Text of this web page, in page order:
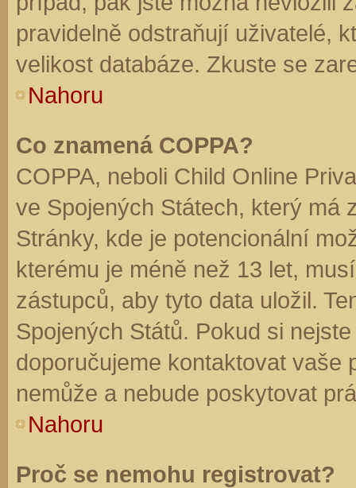
pravidelně odstraňují uživatelé,
velikost databáze. Zkuste se
Nahoru
Co znamená COPPA?
COPPA, neboli Child Online
ve Spojených Státech, který má
Stránky, kde je potencionální
kterému je méně než 13 let,
zástupců, aby tyto data uložil.
Spojených Států. Pokud si
doporučujeme kontaktovat vaše
nemůže a nebude poskytovat
Nahoru
Proč se nemohu registrovat?